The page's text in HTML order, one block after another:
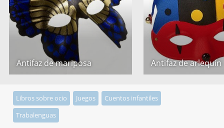
Antifaz de mariposa Antifaz de arlequín
Libros sobre ocio Juegos
Cuentos infantiles
Trabalenguas